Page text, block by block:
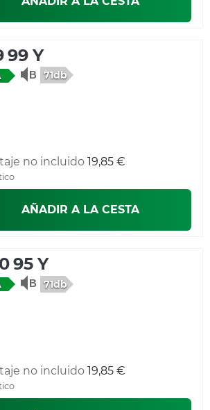
99 Y
71db
no incluido 19,85 €
AÑADIR A LA CESTA
95 Y
71db
no incluido 19,85 €